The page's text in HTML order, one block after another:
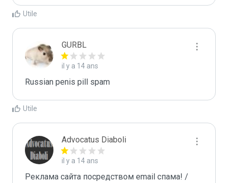
Utile
GURBL
il y a 14 ans
Russian penis pill spam
Utile
Advocatus Diaboli
il y a 14 ans
Реклама сайта посредством email спама! /